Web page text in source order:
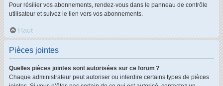
Pour résilier vos abonnements, rendez-vous dans le panneau de contrôle
utilisateur et suivez le lien vers vos abonnements.
Haut
Pièces jointes
Quelles pièces jointes sont autorisées sur ce forum ?
Chaque administrateur peut autoriser ou interdire certains types de pièces